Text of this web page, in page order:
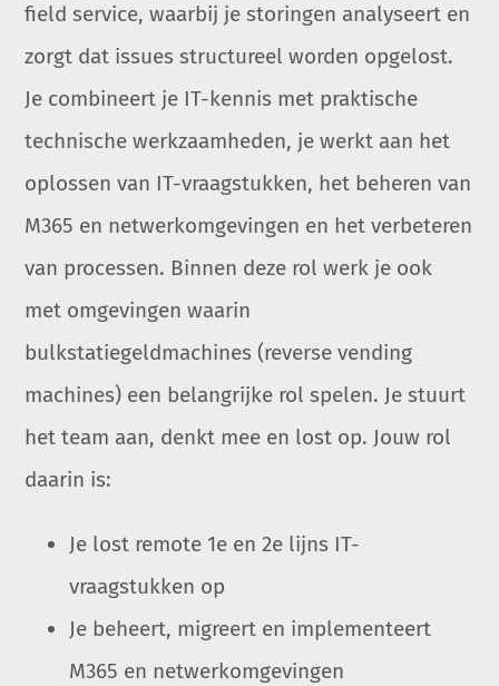
field service, waarbij je storingen analyseert en
zorgt dat issues structureel worden opgelost.
Je combineert je IT-kennis met praktische
technische werkzaamheden, je werkt aan het
oplossen van IT-vraagstukken, het beheren van
M365 en netwerkomgevingen en het verbeteren
van processen. Binnen deze rol werk je ook
met omgevingen waarin
bulkstatiegeldmachines (reverse vending
machines) een belangrijke rol spelen. Je stuurt
het team aan, denkt mee en lost op. Jouw rol
daarin is:
Je lost remote 1e en 2e lijns IT-
vraagstukken op
Je beheert, migreert en implementeert
M365 en netwerkomgevingen